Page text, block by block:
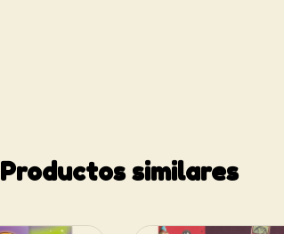
Productos similares